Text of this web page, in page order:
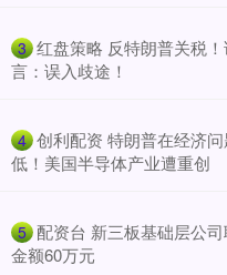
3 红盘策略 反特朗普关税
言：误入歧途！
4 创利配资 特朗普在经济
低！美国半导体产业遭重创
5 配资台 新三板基础层公
金额60万元